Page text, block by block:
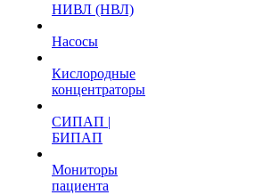
НИВЛ (НВЛ)
Насосы
Кислородные
концентраторы
СИПАП |
БИПАП
Мониторы
пациента